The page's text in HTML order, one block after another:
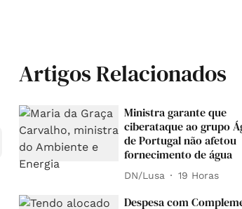
Artigos Relacionados
Ministra garante que
ciberataque ao grupo
de Portugal não afetou
fornecimento de água
DN/Lusa 19 Horas
Despesa com